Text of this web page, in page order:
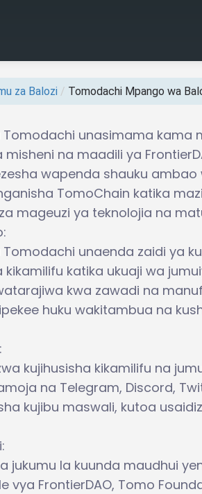
za Balozi / Tomodachi Mpango wa
Tomodachi unasimama kama
na maadili ya
wapenda shauku
TomoChain katika
mageuzi ya teknolojia na
unaenda zaidi ya
katika ukuaji wa
kwa zawadi na
huku wakitambua na
kujihusisha kikamilifu na
na Telegram, Discord,
kujibu maswali, kutoa
jukumu la kuunda maudhui
vya FrontierDAO, Tomo